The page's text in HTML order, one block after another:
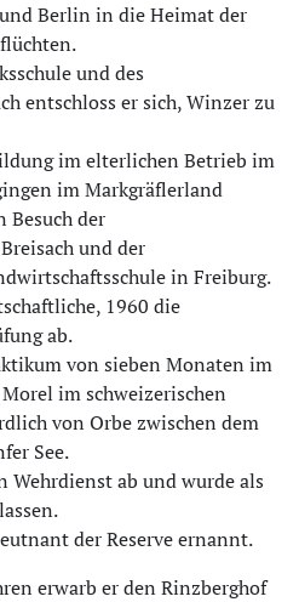
Berlin in die Heimat der
und des
entschloss er sich, Winzer zu
im elterlichen Betrieb im
im Markgräflerland
Besuch der
und der
in Freiburg.
1960 die
ab.
von sieben Monaten im
im schweizerischen
von Orbe zwischen dem
See.
Wehrdienst ab und wurde als
der Reserve ernannt.
erwarb er den Rinzberghof